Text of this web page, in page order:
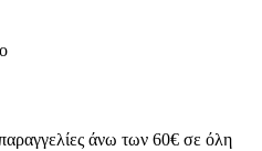
άνω των 60€ σε όλη